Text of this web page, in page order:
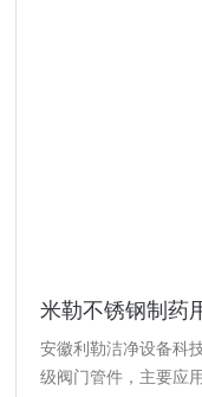
米勒不锈钢制药
安徽利勒洁净设备科
级阀门管件，主要应